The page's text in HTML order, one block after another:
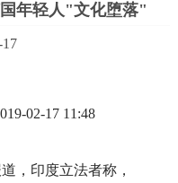
年轻人"文化堕落"
17
02-17 11:48
，印度立法者称，